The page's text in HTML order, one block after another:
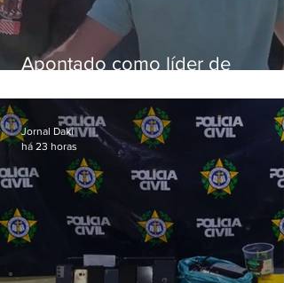
Apontado como líder de
aposentados é preso
Jornal Daki
há 23 horas